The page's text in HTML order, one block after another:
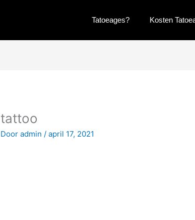
Tatoeages? Kosten
tattoo
Dooradmin/april 17, 2021